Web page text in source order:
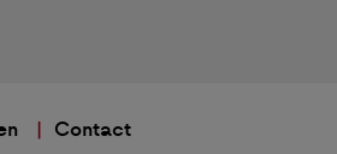
Contact